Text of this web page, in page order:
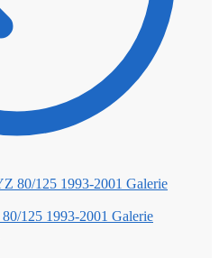
125 1993-2001 Galerie